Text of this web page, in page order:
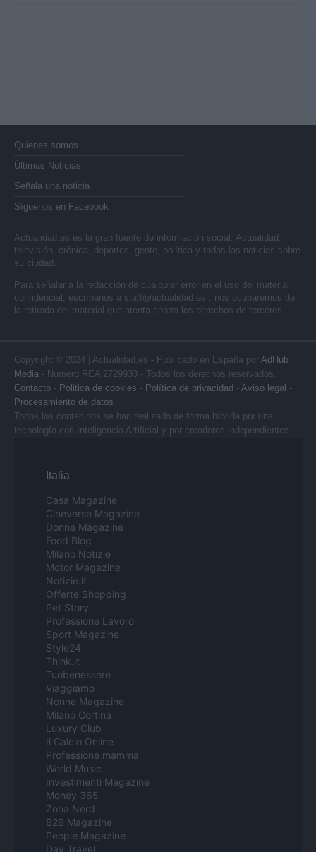
Quienes somos
Últimas Noticias
Señala una noticia
Síguenos en Facebook
Actualidad.es es la gran fuente de información social. Actualidad,
televisión, crónica, deportes, gente, política y todas las noticias sobre
su ciudad.
Para señalar a la redacción de cualquier error en el uso del material
confidencial, escríbanos a staff@actualidad.es : nos ocuparemos de
la retirada del material que atenta contra los derechos de terceros.
Copyright © 2024 | Actualidad.es - Publicado en España por AdHub
Media - Numero REA 2729933 - Todos los derechos reservados.
Contacto - Politica de cookies - Política de privacidad - Aviso legal -
Procesamiento de datos
Todos los contenidos se han realizado de forma híbrida por una
tecnología con Inteligencia Artificial y por creadores independientes
Italia
Casa Magazine
Cineverse Magazine
Donne Magazine
Food Blog
Milano Notizie
Motor Magazine
Notizie.it
Offerte Shopping
Pet Story
Professione Lavoro
Sport Magazine
Style24
Think.it
Tuobenessere
Viaggiamo
Nonne Magazine
Milano Cortina
Luxury Club
Il Calcio Online
Professione mamma
World Music
Investimenti Magazine
Money 365
Zona Nerd
B2B Magazine
People Magazine
Day Travel